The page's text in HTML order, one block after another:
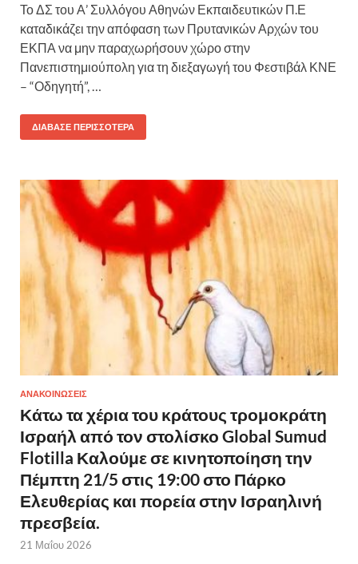
Το ΔΣ του Α’ Συλλόγου Αθηνών Εκπαιδευτικών Π.Ε
καταδικάζει την απόφαση των Πρυτανικών Αρχών του
ΕΚΠΑ να μην παραχωρήσουν χώρο στην
Πανεπιστημιούπολη για τη διεξαγωγή του Φεστιβάλ ΚΝΕ
– “Οδηγητή”, …
ΔΙΆΒΑΣΕ ΠΕΡΙΣΣΌΤΕΡΑ
ΑΝΑΚΟΙΝΩΣΕΙΣ
Κάτω τα χέρια του κράτους τρομοκράτη
Ισραήλ από τον στολίσκο Global Sumud
Flotilla Καλούμε σε κινητοποίηση την
Πέμπτη 21/5 στις 19:00 στο Πάρκο
Ελευθερίας και πορεία στην Ισραηλινή
πρεσβεία.
21 Μαΐου 2026